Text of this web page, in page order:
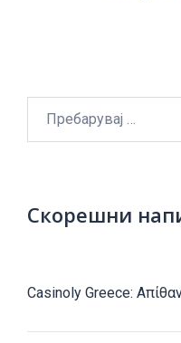
Скорешни
Casinoly Greece: